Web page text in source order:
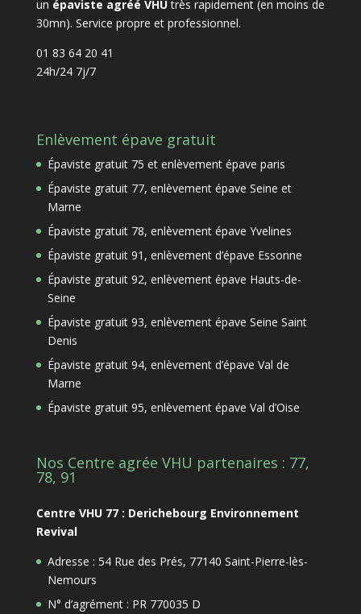
un épaviste agréé VHUtrès rapidement (en moins de
30mn). Service propre et professionnel.
01 83 64 20 41
24h/24 7j/7
Enlèvement épave gratuit
Épaviste gratuit 75 et enlèvement épave paris
Épaviste gratuit 77, enlèvement épave Seine et
Marne
Épaviste gratuit 78, enlèvement épave Yvelines
Épaviste gratuit 91, enlèvement d’épave Essonne
Épaviste gratuit 92, enlèvement épave Hauts-de-
Seine
Épaviste gratuit 93, enlèvement épave Seine Saint
Denis
Épaviste gratuit 94, enlèvement d’épave Val de
Marne
Épaviste gratuit 95, enlèvement épave Val d’Oise
Nos Centre agrée VHU partenaires : 77,
78, 91
Centre VHU 77 : Derichebourg Environnement
Revival
Adresse : 54 Rue des Prés, 77140 Saint-Pierre-lès-
Nemours
N° d’agrément : PR 770035 D